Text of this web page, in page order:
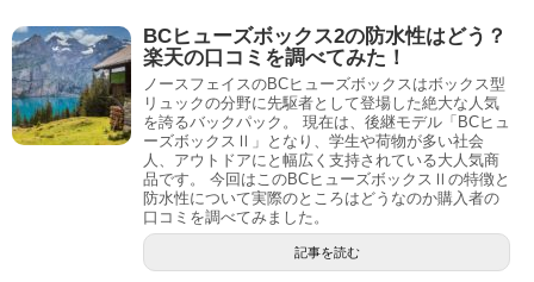
BCヒューズボックス2の防水性はどう？
楽天の口コミを調べてみた！
ノースフェイスのBCヒューズボックスはボックス型
リュックの分野に先駆者として登場した絶大な人気
を誇るバックパック。 現在は、後継モデル「BCヒュ
ーズボックスⅡ」となり、学生や荷物が多い社会
人、アウトドアにと幅広く支持されている大人気商
品です。 今回はこのBCヒューズボックスⅡの特徴と
防水性について実際のところはどうなのか購入者の
口コミを調べてみました。
記事を読む